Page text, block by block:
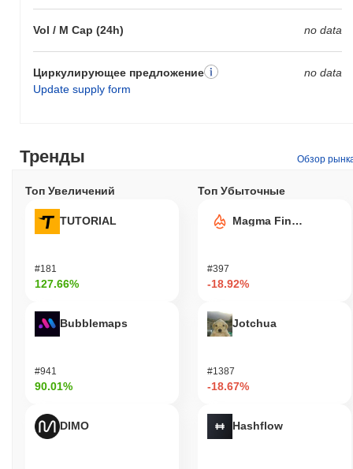
Vol / M Cap (24h) no data
Циркулирующее предложение
Update supply form
no data
Тренды Обзор
Топ Увеличений
TUTORIAL
#181
127.66%
Bubblemaps
#941
90.01%
DIMO
Топ Убыточные
Magma Finance
#397
-18.92%
Jotchua
#1387
-18.67%
Hashflow